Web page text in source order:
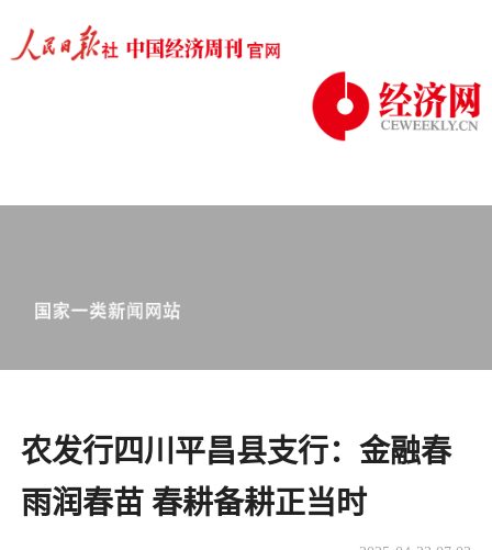
农发行四川平昌县支行：金融春
雨润春苗 春耕备耕正当时